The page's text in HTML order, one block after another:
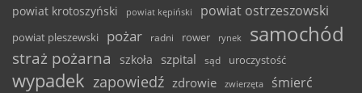
powiat krotoszyński powiat kępiński powiat ostrzeszowski
powiat pleszewski pożar radni rower rynek samochód
straż pożarna szkoła szpital sąd uroczystość
wypadek zapowiedź zdrowie zwierzęta śmierć